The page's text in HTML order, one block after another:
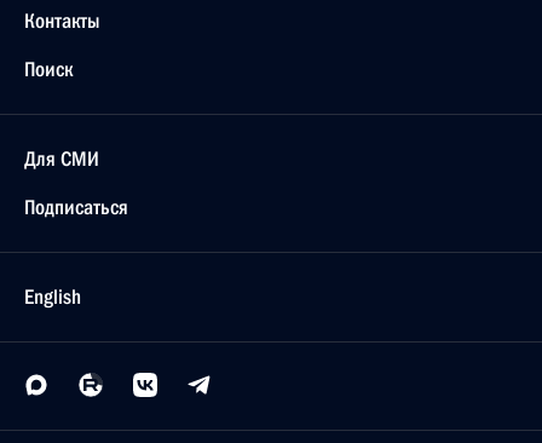
Контакты
Поиск
Для СМИ
Подписаться
English